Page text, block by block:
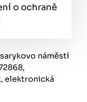
o ochraně
náměstí
elektronická